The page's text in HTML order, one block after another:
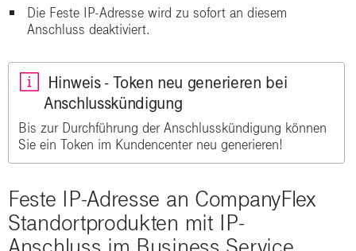
Die Feste IP-Adresse wird zu sofort an diesem
Anschluss deaktiviert.
Hinweis - Token neu generieren bei
Anschlusskündigung
Bis zur Durchführung der Anschlusskündigung können
Sie ein Token im Kundencenter neu generieren!
Feste IP-Adresse an CompanyFlex
Standortprodukten mit IP-